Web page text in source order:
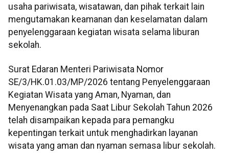
usaha pariwisata, wisatawan, dan pihak terkait lain
mengutamakan keamanan dan keselamatan dalam
penyelenggaraan kegiatan wisata selama liburan
sekolah.
Surat Edaran Menteri Pariwisata Nomor
SE/3/HK.01.03/MP/2026 tentang Penyelenggaraan
Kegiatan Wisata yang Aman, Nyaman, dan
Menyenangkan pada Saat Libur Sekolah Tahun 2026
telah disampaikan kepada para pemangku
kepentingan terkait untuk menghadirkan layanan
wisata yang aman dan nyaman semasa libur sekolah.